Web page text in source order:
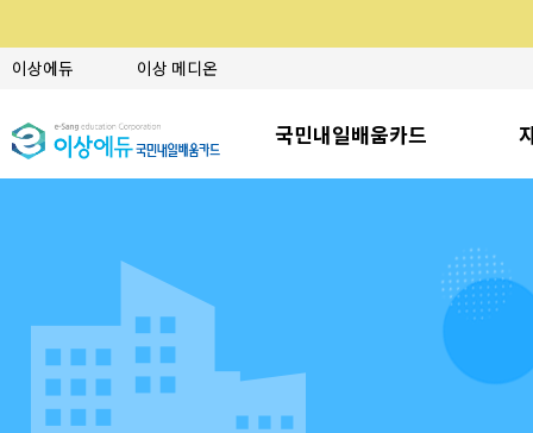
이상에듀 이상 메디온
국민내일배움카드